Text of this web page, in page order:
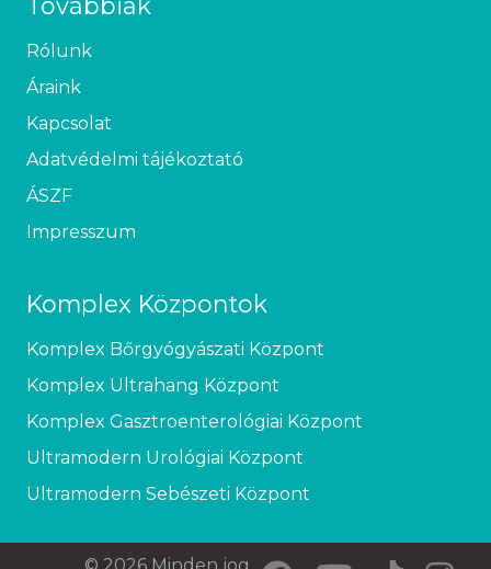
Továbbiak
Rólunk
Áraink
Kapcsolat
Adatvédelmi tájékoztató
ÁSZF
Impresszum
Komplex Központok
Komplex Bőrgyógyászati Központ
Komplex Ultrahang Központ
Komplex Gasztroenterológiai Központ
Ultramodern Urológiai Központ
Ultramodern Sebészeti Központ